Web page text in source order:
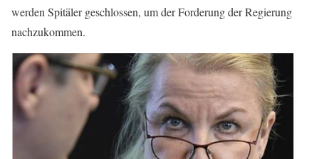
werden Spitäler geschlossen, um der Forderung der Regierung
nachzukommen.